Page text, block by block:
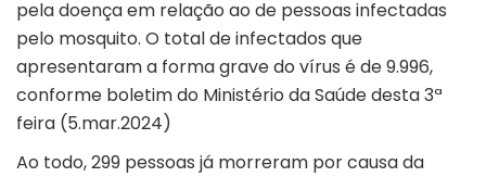
pela doença em relação ao de pessoas infectadas
pelo mosquito. O total de infectados que
apresentaram a forma grave do vírus é de 9.996,
conforme boletim do Ministério da Saúde desta 3ª
feira (5.mar.2024)
Ao todo, 299 pessoas já morreram por causa da